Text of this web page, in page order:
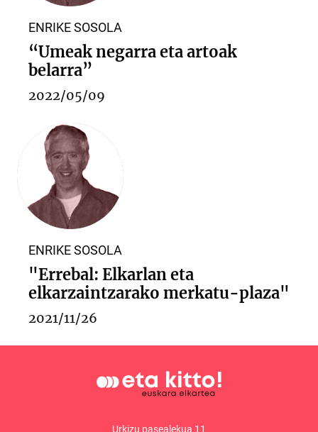
ENRIKE SOSOLA
“Umeak negarra eta artoak
belarra”
2022/05/09
ENRIKE SOSOLA
"Errebal: Elkarlan eta
elkarzaintzarako merkatu-plaza"
2021/11/26
Urkizu pasealekua 11